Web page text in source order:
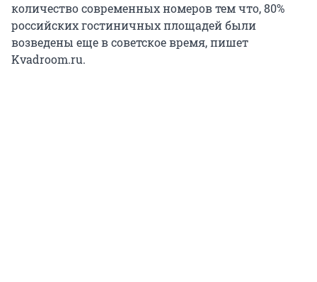
количество современных номеров тем что, 80%
российских гостиничных площадей были
возведены еще в советское время, пишет
Kvadroom.ru.